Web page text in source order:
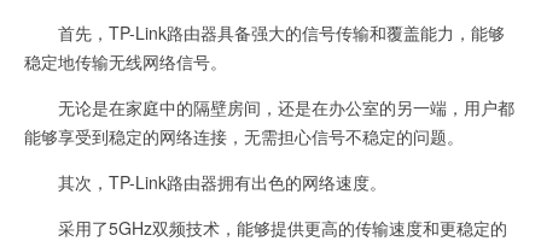
首先，TP-Link路由器具备强大的信号传输和覆盖能力，能够
稳定地传输无线网络信号。
无论是在家庭中的隔壁房间，还是在办公室的另一端，用户都
能够享受到稳定的网络连接，无需担心信号不稳定的问题。
其次，TP-Link路由器拥有出色的网络速度。
采用了5GHz双频技术，能够提供更高的传输速度和更稳定的